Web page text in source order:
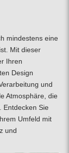
mindestens eine
Mit dieser
Ihren
Design
und
Atmosphäre, die
Entdecken Sie
Umfeld mit
und